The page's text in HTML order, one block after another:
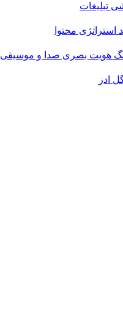
تبلیغات
استراتژی محتوا
هویت بصری صدا و موسیقی
ادز